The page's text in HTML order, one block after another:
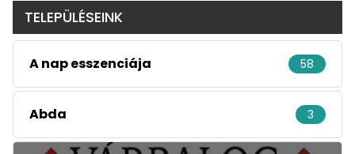
TELEPÜLÉSEINK
A nap esszenciája 58
Abda 3